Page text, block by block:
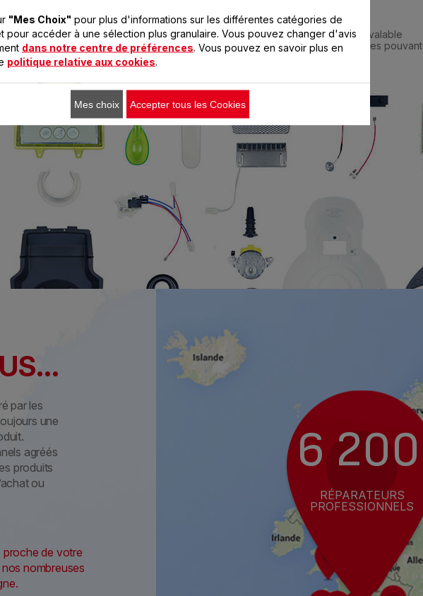
Groupe Seb en Europe en 2021 respectaient l'engagement 10 ans qui était valable
engagement 15 ans au juste prix depuis le 1er janvier 2022. Pièces détachées pouvant
par les
une
agréés
produits
ou
proche de votre
nombreuses
6 200
RÉPARATEURS
PROFESSIONNELS
"Mes Choix" pour plus d'informations sur les différentes catégories de
pour accéder à une sélection plus granulaire. Vous pouvez changer d'avis
dans notre centre de préférences. Vous pouvez en savoir plus en
politique relative aux cookies.
Mes choix Accepter tous les Cookies